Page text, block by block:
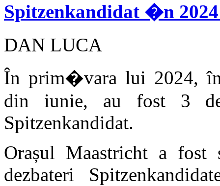
Spitzenkandidat �n
DAN LUCA
În prim�vara lui 2024,
din iunie, au fost 3
Spitzenkandidat.
Orașul Maastricht a fost
dezbateri